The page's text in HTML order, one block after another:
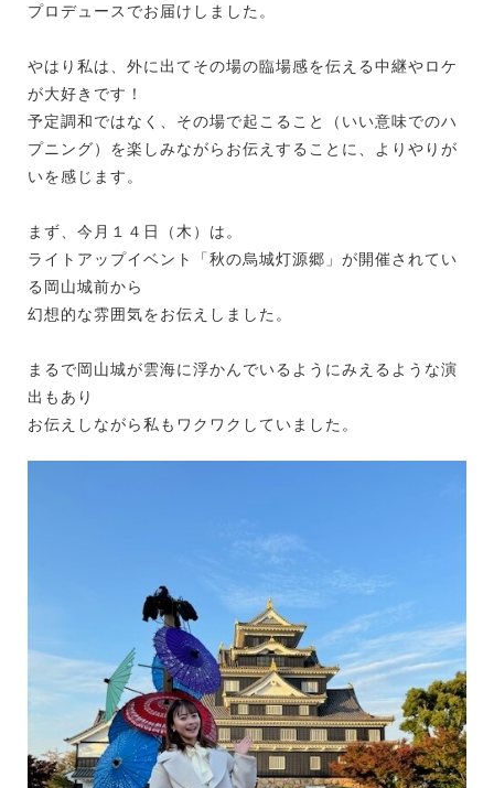
プロデュースでお届けしました。
やはり私は、外に出てその場の臨場感を伝える中継やロケ
が大好きです！
予定調和ではなく、その場で起こること（いい意味でのハ
プニング）を楽しみながらお伝えすることに、よりやりが
いを感じます。
まず、今月１４日（木）は。
ライトアップイベント「秋の烏城灯源郷」が開催されてい
る岡山城前から
幻想的な雰囲気をお伝えしました。
まるで岡山城が雲海に浮かんでいるようにみえるような演
出もあり
お伝えしながら私もワクワクしていました。